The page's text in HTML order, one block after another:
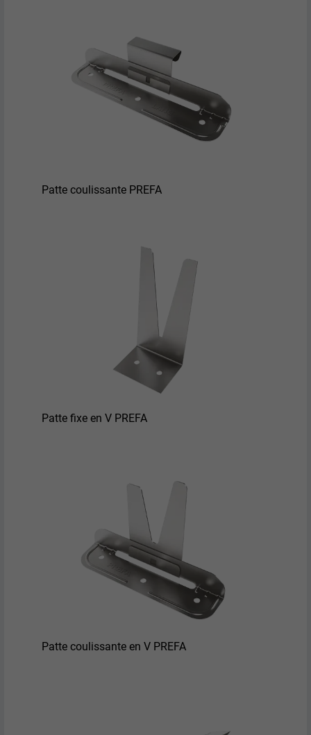
Patte coulissante PREFA
Patte fixe en V PREFA
Patte coulissante en V PREFA